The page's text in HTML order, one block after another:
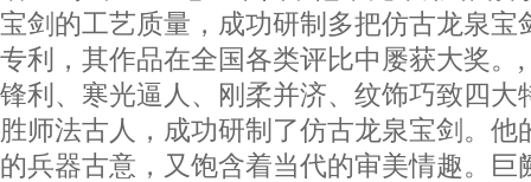
宝剑的工艺质量，成功研制多把仿古龙泉宝
专利，其作品在全国各类评比中屡获大
锋利、寒光逼人、刚柔并济、纹饰巧致四大
胜师法古人，成功研制了仿古龙泉宝剑。他
的兵器古意，又饱含着当代的审美情趣。巨